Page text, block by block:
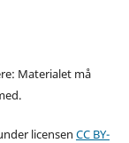
Materialet må
licensen CC BY-